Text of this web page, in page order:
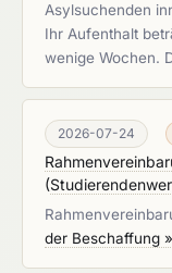
Asylsuchenden
Ihr Aufenthalt
wenige Wochen.
2026-07-24
(
der Beschaffung »